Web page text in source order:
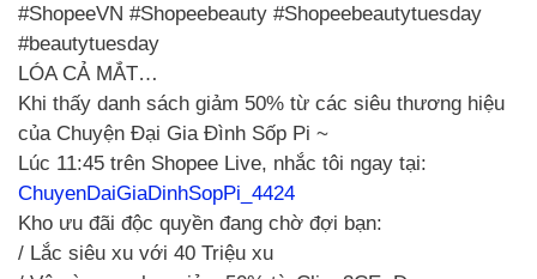
#ShopeeVN #Shopeebeauty #Shopeebeautytuesday
#beautytuesday
LÓA CẢ MẮT…
Khi thấy danh sách giảm 50% từ các siêu thương hiệu
của Chuyện Đại Gia Đình Sốp Pi ~
Lúc 11:45 trên Shopee Live, nhắc tôi ngay tại:
ChuyenDaiGiaDinhSopPi_4424
Kho ưu đãi độc quyền đang chờ đợi bạn:
/ Lắc siêu xu với 40 Triệu xu